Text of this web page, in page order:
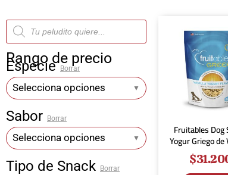
Rango de precio
Especie Borrar
Selecciona opciones ▼
Sabor Borrar
Selecciona opciones ▼
Tipo de Snack Borrar
Fruitables Dog
Yogur Griego
$